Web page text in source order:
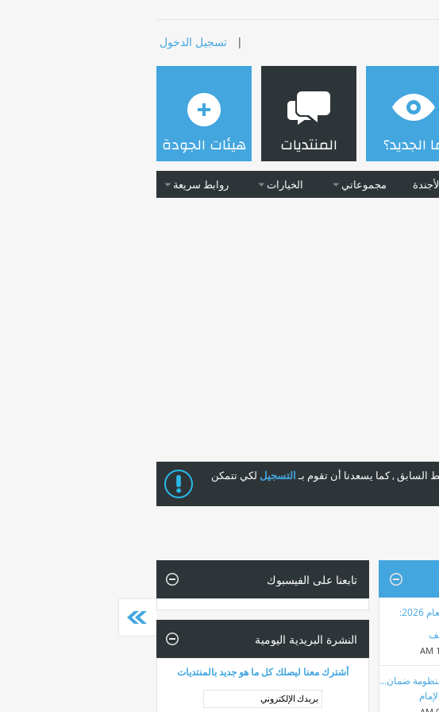
| تسجيل الدخول
الجديد؟ المنتديات
مجموعاتي الخيارات روابط سريعة
هيئات الجودة
السابق , كما يسعدنا أن تقوم بـالتسجيل لكي تتمكن
دليل المستهلك لعام 2026:
ضمان...
تابعنا على الفيسبوك
النشرة البريدية اليومية
أشترك معنا ليصلك كل ما هو جديد بالمنتديات